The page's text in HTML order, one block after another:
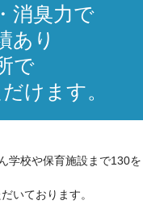
消臭力で
あり
で
けます。
学校や保育施設まで130を
いております。